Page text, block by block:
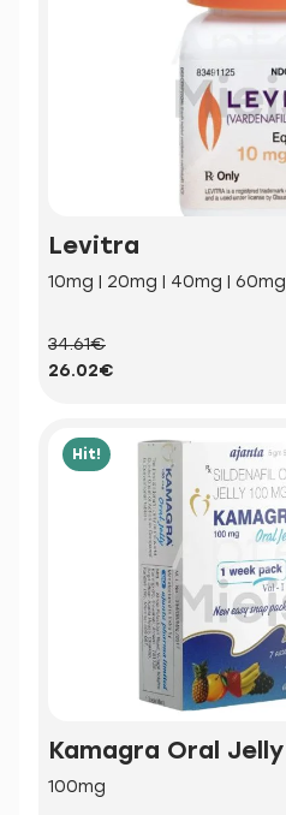
Levitra
10mg | 20mg | 40mg | 60mg
34.61€
26.02€
Hit!
Kamagra Oral Jelly
100mg